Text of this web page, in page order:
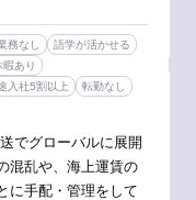
務なし
語学が活かせる
あり
入社5割以上
転勤なし
でグローバルに展開
混乱や、海上運賃の
に手配・管理をして